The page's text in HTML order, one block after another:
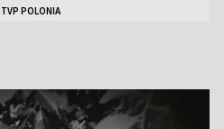
TVP POLONIA